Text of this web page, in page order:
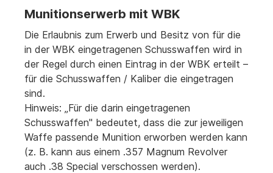
Munitionserwerb mit WBK
Die Erlaubnis zum Erwerb und Besitz von für die
in der WBK eingetragenen Schusswaffen wird in
der Regel durch einen Eintrag in der WBK erteilt –
für die Schusswaffen / Kaliber die eingetragen
sind.
Hinweis: „Für die darin eingetragenen
Schusswaffen" bedeutet, dass die zur jeweiligen
Waffe passende Munition erworben werden kann
(z. B. kann aus einem .357 Magnum Revolver
auch .38 Special verschossen werden).